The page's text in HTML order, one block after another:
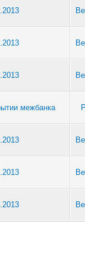
межбанка